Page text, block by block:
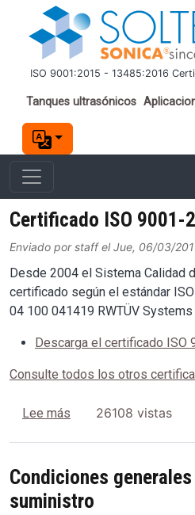
Pasar al contenido principal
ISO 9001:2015 - 13485:2016
Important links
Tanques ultrasónicos
Certificado ISO 9001-
Enviado porstaffelJue, 06/03/
Desde 2004 el Sistema Calidad
certificado según el estándar
04 100 041419 RWTÜV Systems
Descarga el certificado ISO
Consulte todos los otros
Lee más sobre Certificado ISO
26108 vistas
Condiciones
suministro